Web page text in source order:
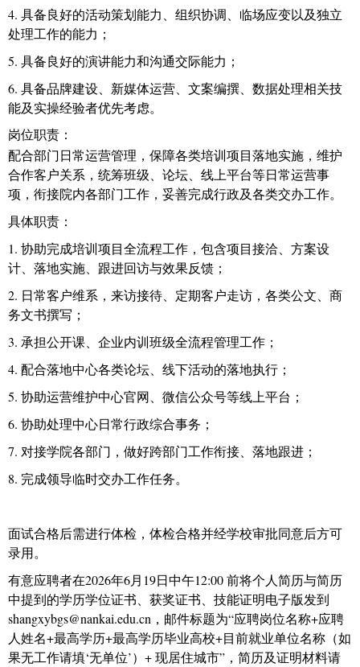
4. 具备良好的活动策划能力、组织协调、临场应变以及独立
处理工作的能力；
5. 具备良好的演讲能力和沟通交际能力；
6. 具备品牌建设、新媒体运营、文案编撰、数据处理相关技
能及实操经验者优先考虑。
岗位职责：
配合部门日常运营管理，保障各类培训项目落地实施，维护
合作客户关系，统筹班级、论坛、线上平台等日常运营事
项，衔接院内各部门工作，妥善完成行政及各类交办工作。
具体职责：
1. 协助完成培训项目全流程工作，包含项目接洽、方案设
计、落地实施、跟进回访与效果反馈；
2. 日常客户维系，来访接待、定期客户走访，各类公文、商
务文书撰写；
3. 承担公开课、企业内训班级全流程管理工作；
4. 配合落地中心各类论坛、线下活动的落地执行；
5. 协助运营维护中心官网、微信公众号等线上平台；
6. 协助处理中心日常行政综合事务；
7. 对接学院各部门，做好跨部门工作衔接、落地跟进；
8. 完成领导临时交办工作任务。
面试合格后需进行体检，体检合格并经学校审批同意后方可
录用。
有意应聘者在2026年6月 19日中午12:00前将个人简历与简历
中提到的学历学位证书、获奖证书、技能证明电子版发到
shangxybgs@nankai.edu.cn ，邮件标题为“应聘岗位名称+应聘
人姓名+最高学历+最高学历毕业高校+目前就业单位名称（如
果无工作请填‘无单位’） +现居住城市” ，简历及证明材料请